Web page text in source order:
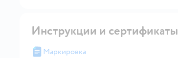
Инструкции и сертификаты
Маркировка